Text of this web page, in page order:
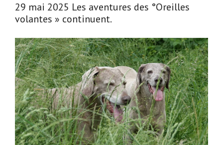
29 mai 2025 Les aventures des °Oreilles
volantes » continuent.